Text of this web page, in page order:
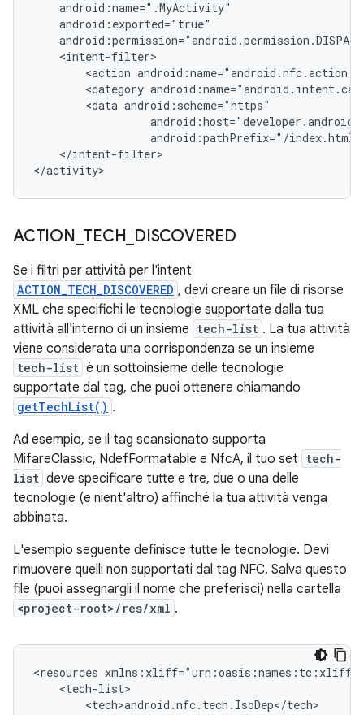
<action
<category
<data
android:pathPrefix="/index.html"
</intent-filter>
</activity>
ACTION TECH DISCOVERED
Se i filtri per attività per l'intent
ACTION_TECH_DISCOVERED , devi creare un file di risorse
XML che specifichi le tecnologie supportate dalla tua
attività all'interno di un insieme tech-list . La tua attività
viene considerata una corrispondenza se un insieme
tech-list è un sottoinsieme delle tecnologie
supportate dal tag, che puoi ottenere chiamando
getTechList() .
Ad esempio, se il tag scansionato supporta
MifareClassic, NdefFormatable e NfcA, il tuo set tech-
list deve specificare tutte e tre, due o una delle
tecnologie (e nient'altro) affinché la tua attività venga
abbinata.
L'esempio seguente definisce tutte le tecnologie. Devi
rimuovere quelli non supportati dal tag NFC. Salva questo
file (puoi assegnargli il nome che preferisci) nella cartella
<project-root>/res/xml .
<resources